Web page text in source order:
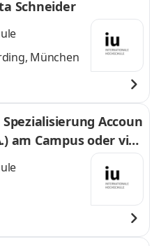
Schneider
München
Accoun
am Campus oder virt